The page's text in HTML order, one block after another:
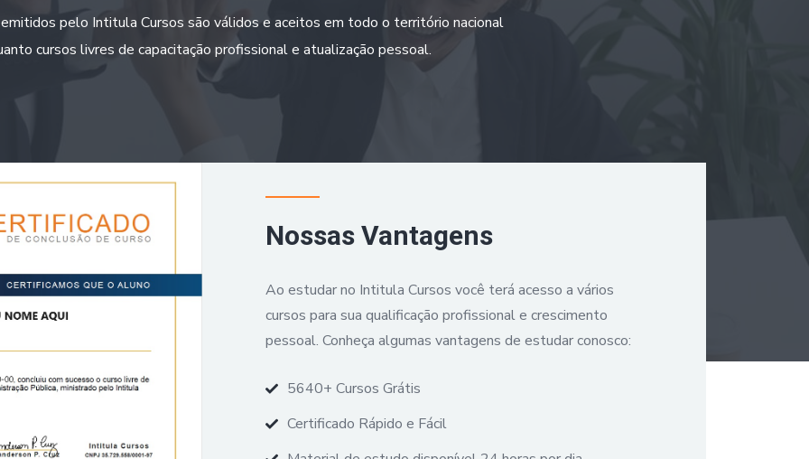
pelo Intitula Cursos são válidos e aceitos em todo o território nacional
cursos livres de capacitação profissional e atualização pessoal.
Nossas Vantagens
Ao estudar no Intitula Cursos você terá acesso a vários
cursos para sua qualificação profissional e crescimento
pessoal. Conheça algumas vantagens de estudar conosco:
5640+ Cursos Grátis
Certificado Rápido e Fácil